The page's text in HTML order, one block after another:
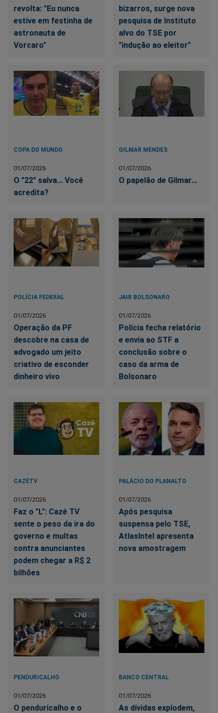
revolta: "Eu nunca
estive em festinha de
astronauta de
Vorcaro"
bizarros, surge nova
pesquisa de Instituto
alvo do TSE por
"indução ao eleitor"
COPA DO MUNDO
01/07/2026
O "22" salva... Você
acredita?
GILMAR MENDES
01/07/2026
O papelão de Gilmar...
POLÍCIA FEDERAL
01/07/2026
Operação da PF
descobre na casa de
advogado um jeito
criativo de esconder
dinheiro vivo
JAIR BOLSONARO
01/07/2026
Polícia fecha relatório
e envia ao STF a
conclusão sobre o
caso da arma de
Bolsonaro
CAZÉTV
01/07/2026
Faz o "L": Cazé TV
sente o peso da ira do
governo e multas
contra anunciantes
podem chegar a R$ 2
bilhões
PALÁCIO DO PLANALTO
01/07/2026
Após pesquisa
suspensa pelo TSE,
AtlasIntel apresenta
nova amostragem
PENDURICALHO
01/07/2026
O penduricalho e o
BANCO CENTRAL
01/07/2026
As dívidas explodem,